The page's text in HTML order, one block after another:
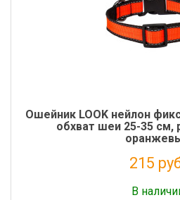
Ошейник LOOK нейлон
обхват шеи 25-35 см,
215
В